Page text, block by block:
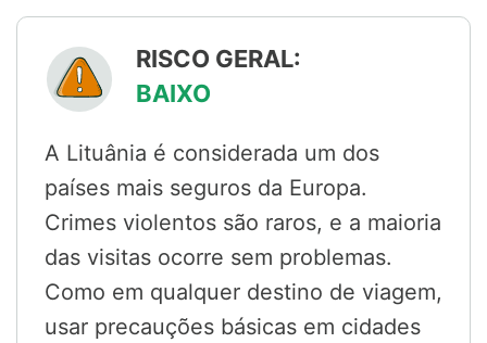
RISCO GERAL:
BAIXO
A Lituânia é considerada um dos
países mais seguros da Europa.
Crimes violentos são raros, e a maioria
das visitas ocorre sem problemas.
Como em qualquer destino de viagem,
usar precauções básicas em cidades